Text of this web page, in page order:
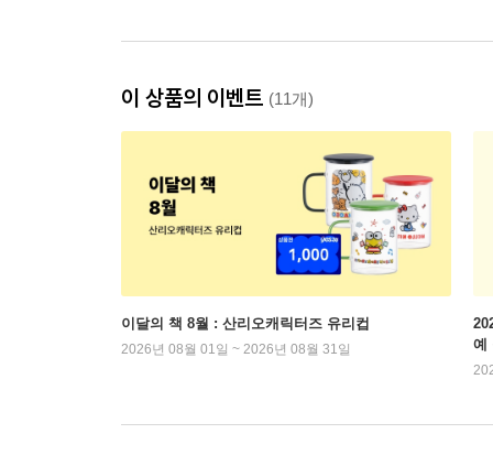
이 상품의 이벤트 (11개)
이달의 책 8월 : 산리오캐릭터즈 유리컵
2026년 08월 01일 ~ 2026년 08월 31일
예